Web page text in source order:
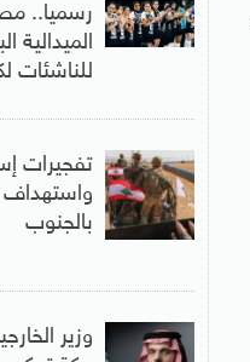
رسميا..
الميدالية
للناشئات
تفجيرات
واستهداف
بالجنوب
وزير